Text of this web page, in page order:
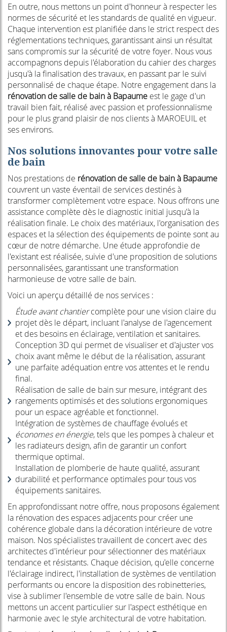
En outre, nous mettons un point d'honneur à respecter les
normes de sécurité et les standards de qualité en vigueur.
Chaque intervention est planifiée dans le strict respect des
réglementations techniques, garantissant ainsi un résultat
sans compromis sur la sécurité de votre foyer. Nous vous
accompagnons depuis l'élaboration du cahier des charges
jusqu'à la finalisation des travaux, en passant par le suivi
personnalisé de chaque étape. Notre engagement dans la
rénovation de salle de bain à Bapaume est le gage d'un
travail bien fait, réalisé avec passion et professionnalisme
pour le plus grand plaisir de nos clients à MAROEUIL et
ses environs.
Nos solutions innovantes pour votre salle
de bain
Nos prestations de rénovation de salle de bain à Bapaume
couvrent un vaste éventail de services destinés à
transformer complètement votre espace. Nous offrons une
assistance complète dès le diagnostic initial jusqu'à la
réalisation finale. Le choix des matériaux, l'organisation des
espaces et la sélection des équipements de pointe sont au
cœur de notre démarche. Une étude approfondie de
l'existant est réalisée, suivie d'une proposition de solutions
personnalisées, garantissant une transformation
harmonieuse de votre salle de bain.
Voici un aperçu détaillé de nos services :
Étude avant chantiercomplète pour une vision claire du
projet dès le départ, incluant l'analyse de l'agencement
et des besoins en éclairage, ventilation et sanitaires.
Conception 3D qui permet de visualiser et d'ajuster vos
choix avant même le début de la réalisation, assurant
une parfaite adéquation entre vos attentes et le rendu
final.
Réalisation de salle de bain sur mesure, intégrant des
rangements optimisés et des solutions ergonomiques
pour un espace agréable et fonctionnel.
Intégration de systèmes de chauffage évolués et
économes en énergie, tels que les pompes à chaleur et
les radiateurs design, afin de garantir un confort
thermique optimal.
Installation de plomberie de haute qualité, assurant
durabilité et performance optimales pour tous vos
équipements sanitaires.
En approfondissant notre offre, nous proposons également
la rénovation des espaces adjacents pour créer une
cohérence globale dans la décoration intérieure de votre
maison. Nos spécialistes travaillent de concert avec des
architectes d'intérieur pour sélectionner des matériaux
tendance et résistants. Chaque décision, qu'elle concerne
l'éclairage indirect, l'installation de systèmes de ventilation
performants ou encore la disposition des robinetteries,
vise à sublimer l'ensemble de votre salle de bain. Nous
mettons un accent particulier sur l'aspect esthétique en
harmonie avec le style architectural de votre habitation.